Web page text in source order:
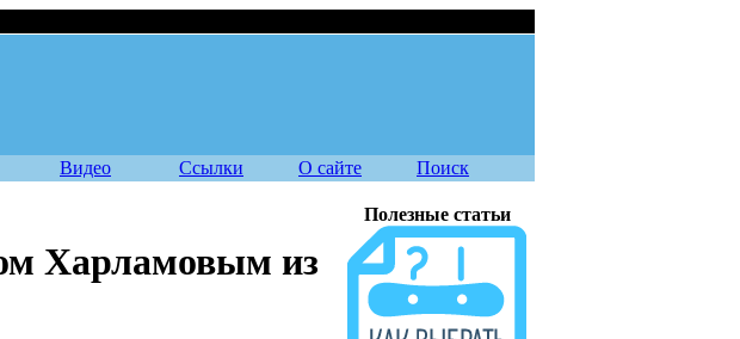
Видео Ссылки О сайте Поиск
Харламовым из
Полезные статьи